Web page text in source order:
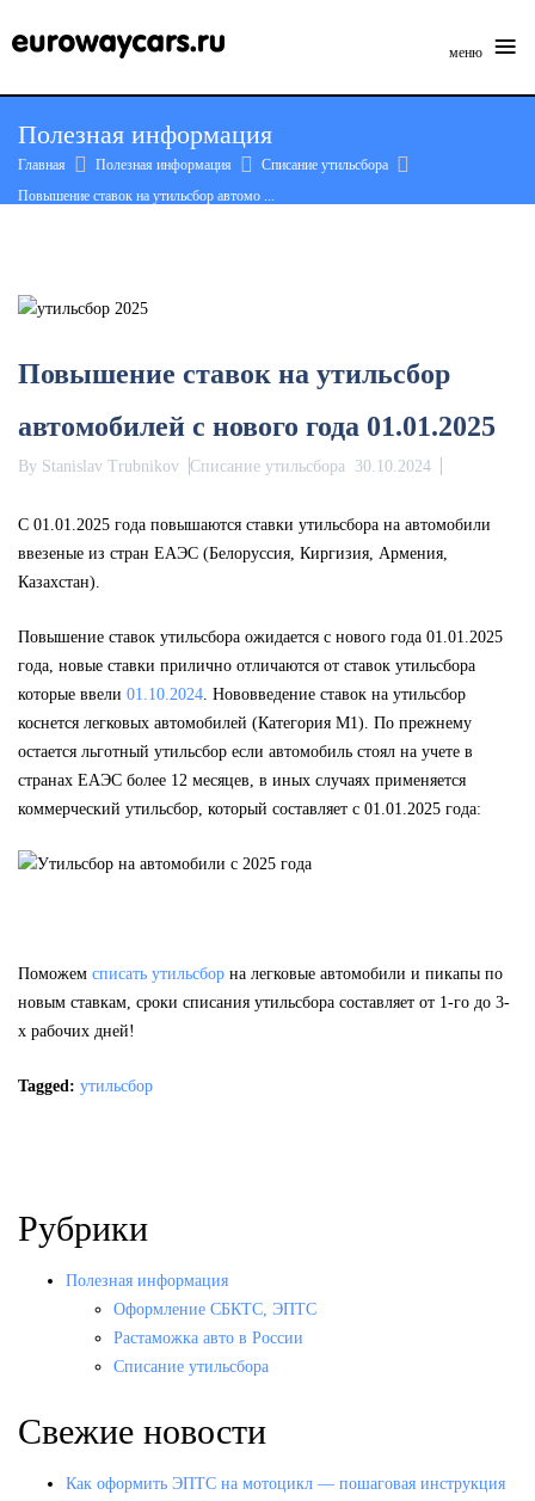
меню ≡
content
Полезная информация
Главная Полезная информация
Списание утильсбора
Повышение ставок на утильсбор автомо ...
Повышение ставок на утильсбор
автомобилей с нового года 01.01.2025
By Stanislav Trubnikov Списание утильсбора 30.10.2024
С 01.01.2025 года повышаются ставки утильсбора на автомобили
ввезеные из стран ЕАЭС (Белоруссия, Киргизия, Армения,
Казахстан).
Повышение ставок утильсбора ожидается с нового года 01.01.2025
года, новые ставки прилично отличаются от ставок утильсбора
которые ввели 01.10.2024 . Нововведение ставок на утильсбор
коснется легковых автомобилей (Категория M1). По прежнему
остается льготный утильсбор если автомобиль стоял на учете в
странах ЕАЭС более 12 месяцев, в иных случаях применяется
коммерческий утильсбор, который составляет с 01.01.2025 года:
Поможем списать утильсбор на легковые автомобили и пикапы по
новым ставкам, сроки списания утильсбора составляет от 1-го до 3-
х рабочих дней!
Tagged: утильсбор
Рубрики
Полезная информация
Оформление СБКТС, ЭПТС
Растаможка авто в России
Списание утильсбора
Свежие новости
Как оформить ЭПТС на мотоцикл — пошаговая инструкция